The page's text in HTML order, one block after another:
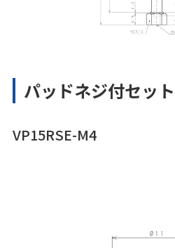
パッドネジ付セット
VP15RSE-M4